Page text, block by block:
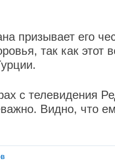
призывает его
так как этот
с телевидения
Видно, что